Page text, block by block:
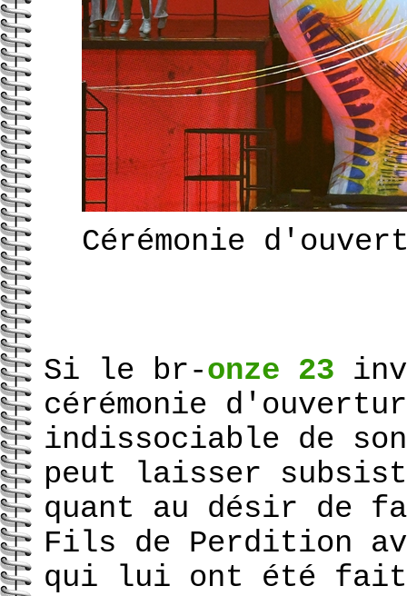
Cérémonie
Si le br-onze 23
cérémonie
indissociable de
peut laisser
quant au désir de
Fils de Perdition
qui lui ont été